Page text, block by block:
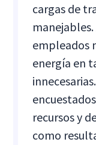
cargas de
empleados
energía en
recursos y
como